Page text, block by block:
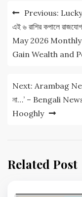
Post
navigation
Previous:
এই ৬ রাশির কপালে
May 2026
Gain Wealth and
Next: Arambag
না…’ – Bengali
Hooghly
Related Post